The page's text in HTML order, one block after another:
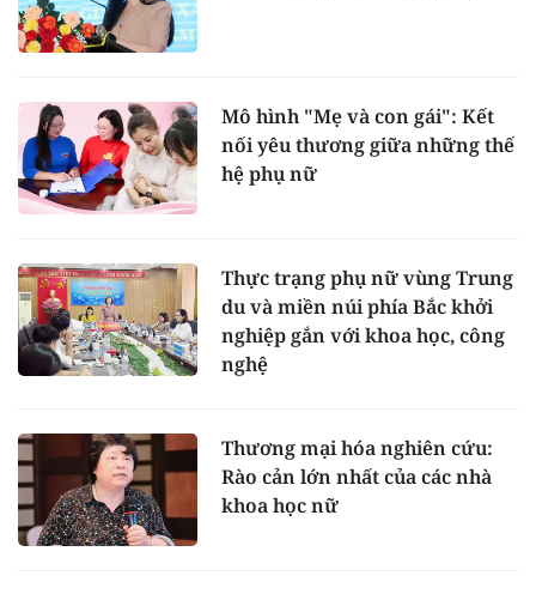
Mô hình "Mẹ và con gái": Kết
nối yêu thương giữa những thế
hệ phụ nữ
Thực trạng phụ nữ vùng Trung
du và miền núi phía Bắc khởi
nghiệp gắn với khoa học, công
nghệ
Thương mại hóa nghiên cứu:
Rào cản lớn nhất của các nhà
khoa học nữ